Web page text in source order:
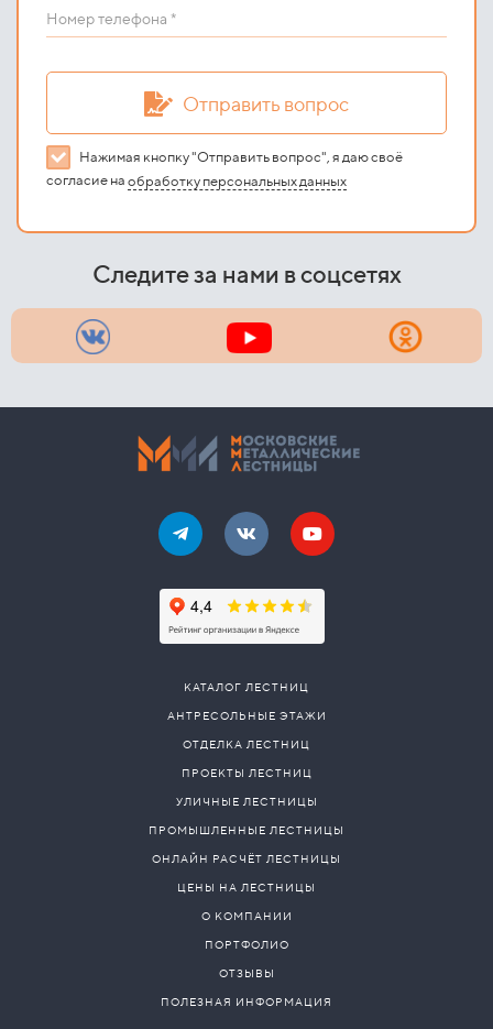
Номер телефона *
Отправить вопрос
Нажимая кнопку "Отправить вопрос", я даю своё
согласие на обработку персональных данных
Следите за нами в соцсетях
КАТАЛОГ ЛЕСТНИЦ
АНТРЕСОЛЬНЫЕ ЭТАЖИ
ОТДЕЛКА ЛЕСТНИЦ
ПРОЕКТЫ ЛЕСТНИЦ
УЛИЧНЫЕ ЛЕСТНИЦЫ
ПРОМЫШЛЕННЫЕ ЛЕСТНИЦЫ
ОНЛАЙН РАСЧЁТ ЛЕСТНИЦЫ
ЦЕНЫ НА ЛЕСТНИЦЫ
О КОМПАНИИ
ПОРТФОЛИО
ОТЗЫВЫ
ПОЛЕЗНАЯ ИНФОРМАЦИЯ